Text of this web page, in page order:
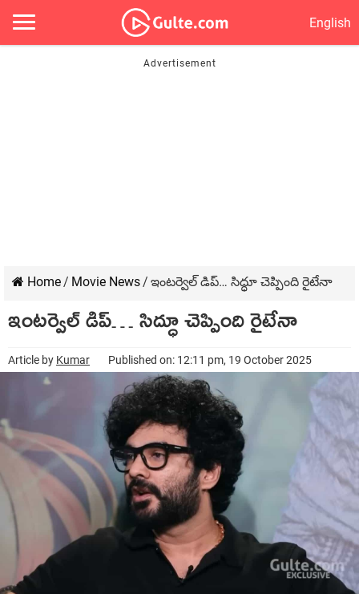
English
Home/ Movie News/ ఇంటర్వెల్ డిప్… సిద్ధూ చెప్పింది రైటేనా
ఇంటర్వెల్ డిప్… సిద్ధూ చెప్పింది రైటేనా
Article by Kumar Published on: 12:11 pm, 19 October 2025